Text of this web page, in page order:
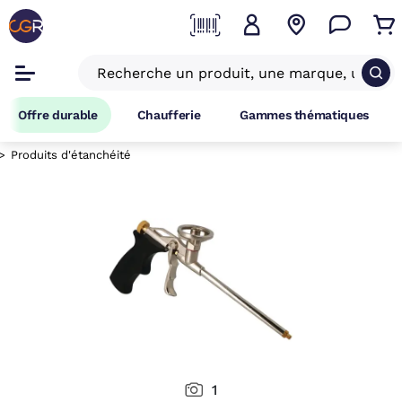
Offre durable Chaufferie Gammes thématiques
Produits d'étanchéité
1